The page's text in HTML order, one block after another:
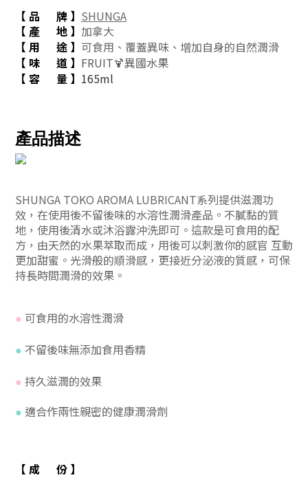
【 品 牌 】 SHUNGA
【 產 地 】 加拿大
【 用 途 】 可食用、 覆蓋異味、 增加自身的自然潤滑
【 味 道 】 FRUIT🍹異國水果
【 容 量 】 165ml
產品描述
SHUNGA TOKO AROMA LUBRICANT系列提供滋潤功
效，在使用後不留後味的水溶性潤滑產品。不膩黏的質
地，使用後清水或沐浴露沖洗即可。這款是可食用的配
方，由天然的水果萃取而成，用後可以刺激你的感官 互動
更加甜蜜。光滑般的順滑感，更接近分泌液的質感，可保
持長時間潤滑的效果。
● 可食用的水溶性潤滑
● 不留後味無添加食用香精
● 持久滋潤的效果
● 適合作兩性親密的健康潤滑劑
【 成 份 】